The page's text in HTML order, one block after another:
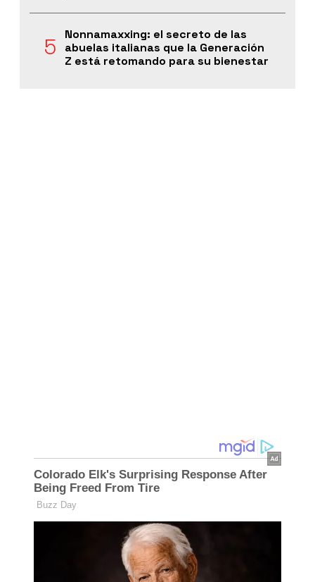
Nonnamaxxing: el secreto de las
abuelas italianas que la Generación
Z está retomando para su bienestar